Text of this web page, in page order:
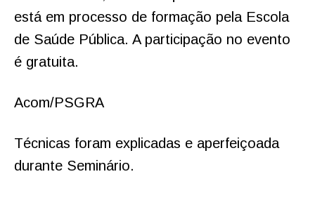
está em processo de formação pela Escola
de Saúde Pública. A participação no evento
é gratuita.
Acom/PSGRA
Técnicas foram explicadas e aperfeiçoada
durante Seminário.